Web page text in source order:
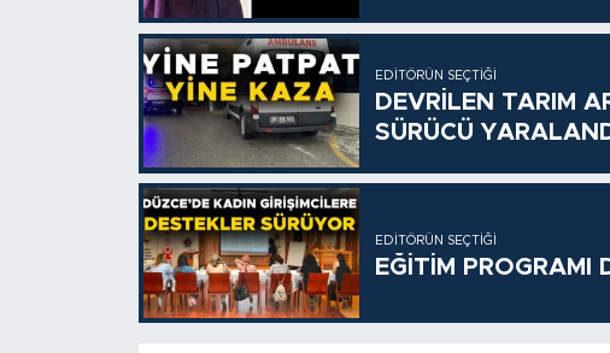
EDITÖRÜN SEÇTIĞI
DEVRİLEN TARIM
SÜRÜCÜ
EDITÖRÜN SEÇTIĞI
EĞİTİM PROGRAMI